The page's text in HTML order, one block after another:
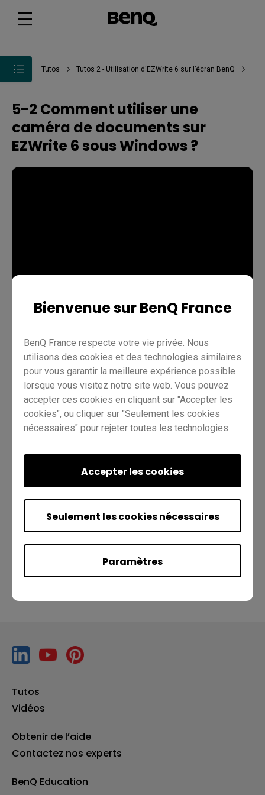
Bienvenue sur BenQ France
BenQ France respecte votre vie privée. Nous
utilisons des cookies et des technologies similaires
pour vous garantir la meilleure expérience possible
lorsque vous visitez notre site web. Vous pouvez
accepter ces cookies en cliquant sur "Accepter les
cookies", ou cliquer sur "Seulement les cookies
nécessaires" pour rejeter toutes les technologies
paramètres de cookies à tout moment. Pour plus
d'informations, veuillez consulter notre
matière de cookies
confidentialité.
Paramètres
Seulement les cookies nécessaires
Accepter les cookies
Tutos Tutos 2 - Utilisation d'EZWrite 6 sur l’écran BenQ
5-2 Comment utiliser une
caméra de documents sur
EZWrite 6 sous Windows ?
Enseignement EZWrite 6 Pro RP03 Master RM03
Enseignant IT Formateur
Est-ce utile ?
Précédent Suivant
Tutos
Vidéos
Obtenir de l’aide
Contactez nos experts
BenQ Education